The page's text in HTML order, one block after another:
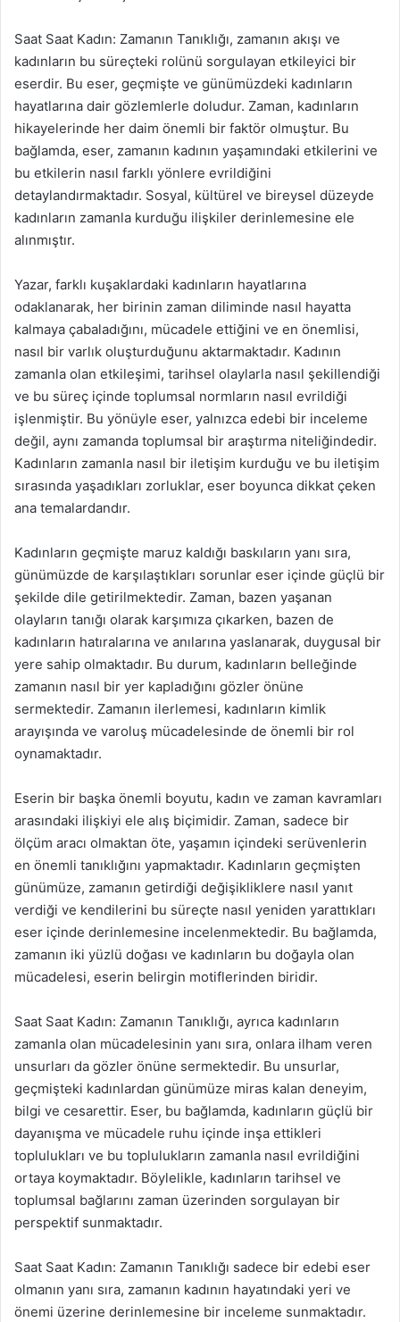
Saat Saat Kadın: Zamanın Tanıklığı, zamanın akışı ve
kadınların bu süreçteki rolünü sorgulayan etkileyici bir
eserdir. Bu eser, geçmişte ve günümüzdeki kadınların
hayatlarına dair gözlemlerle doludur. Zaman, kadınların
hikayelerinde her daim önemli bir faktör olmuştur. Bu
bağlamda, eser, zamanın kadının yaşamındaki etkilerini ve
bu etkilerin nasıl farklı yönlere evrildiğini
detaylandırmaktadır. Sosyal, kültürel ve bireysel düzeyde
kadınların zamanla kurduğu ilişkiler derinlemesine ele
alınmıştır.
Yazar, farklı kuşaklardaki kadınların hayatlarına
odaklanarak, her birinin zaman diliminde nasıl hayatta
kalmaya çabaladığını, mücadele ettiğini ve en önemlisi,
nasıl bir varlık oluşturduğunu aktarmaktadır. Kadının
zamanla olan etkileşimi, tarihsel olaylarla nasıl şekillendiği
ve bu süreç içinde toplumsal normların nasıl evrildiği
işlenmiştir. Bu yönüyle eser, yalnızca edebi bir inceleme
değil, aynı zamanda toplumsal bir araştırma niteliğindedir.
Kadınların zamanla nasıl bir iletişim kurduğu ve bu iletişim
sırasında yaşadıkları zorluklar, eser boyunca dikkat çeken
ana temalardandır.
Kadınların geçmişte maruz kaldığı baskıların yanı sıra,
günümüzde de karşılaştıkları sorunlar eser içinde güçlü bir
şekilde dile getirilmektedir. Zaman, bazen yaşanan
olayların tanığı olarak karşımıza çıkarken, bazen de
kadınların hatıralarına ve anılarına yaslanarak, duygusal bir
yere sahip olmaktadır. Bu durum, kadınların belleğinde
zamanın nasıl bir yer kapladığını gözler önüne
sermektedir. Zamanın ilerlemesi, kadınların kimlik
arayışında ve varoluş mücadelesinde de önemli bir rol
oynamaktadır.
Eserin bir başka önemli boyutu, kadın ve zaman kavramları
arasındaki ilişkiyi ele alış biçimidir. Zaman, sadece bir
ölçüm aracı olmaktan öte, yaşamın içindeki serüvenlerin
en önemli tanıklığını yapmaktadır. Kadınların geçmişten
günümüze, zamanın getirdiği değişikliklere nasıl yanıt
verdiği ve kendilerini bu süreçte nasıl yeniden yarattıkları
eser içinde derinlemesine incelenmektedir. Bu bağlamda,
zamanın iki yüzlü doğası ve kadınların bu doğayla olan
mücadelesi, eserin belirgin motiflerinden biridir.
Saat Saat Kadın: Zamanın Tanıklığı, ayrıca kadınların
zamanla olan mücadelesinin yanı sıra, onlara ilham veren
unsurları da gözler önüne sermektedir. Bu unsurlar,
geçmişteki kadınlardan günümüze miras kalan deneyim,
bilgi ve cesarettir. Eser, bu bağlamda, kadınların güçlü bir
dayanışma ve mücadele ruhu içinde inşa ettikleri
toplulukları ve bu toplulukların zamanla nasıl evrildiğini
ortaya koymaktadır. Böylelikle, kadınların tarihsel ve
toplumsal bağlarını zaman üzerinden sorgulayan bir
perspektif sunmaktadır.
Saat Saat Kadın: Zamanın Tanıklığı sadece bir edebi eser
olmanın yanı sıra, zamanın kadının hayatındaki yeri ve
önemi üzerine derinlemesine bir inceleme sunmaktadır.